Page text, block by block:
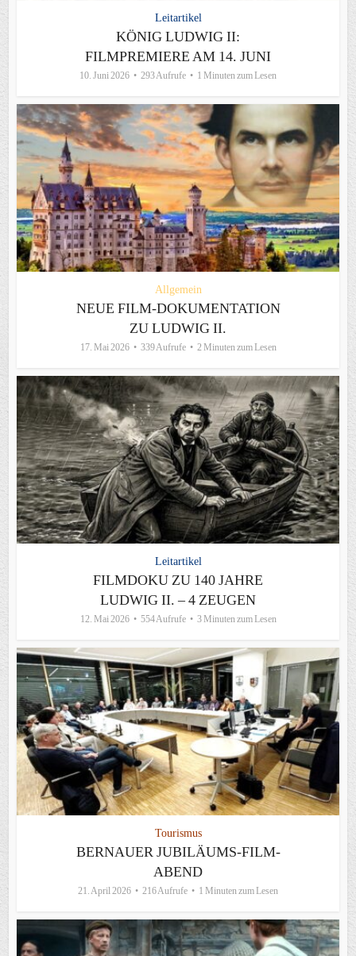
Leitartikel
KÖNIG LUDWIG II:
FILMPREMIERE AM 14. JUNI
10. Juni 2026 293 Aufrufe 1 Minuten zum Lesen
Allgemein
NEUE FILM-DOKUMENTATION
ZU LUDWIG II.
17. Mai 2026 339 Aufrufe 2 Minuten zum Lesen
Leitartikel
FILMDOKU ZU 140 JAHRE
LUDWIG II. – 4 ZEUGEN
12. Mai 2026 554 Aufrufe 3 Minuten zum Lesen
Tourismus
BERNAUER JUBILÄUMS-FILM-
ABEND
21. April 2026 216 Aufrufe 1 Minuten zum Lesen